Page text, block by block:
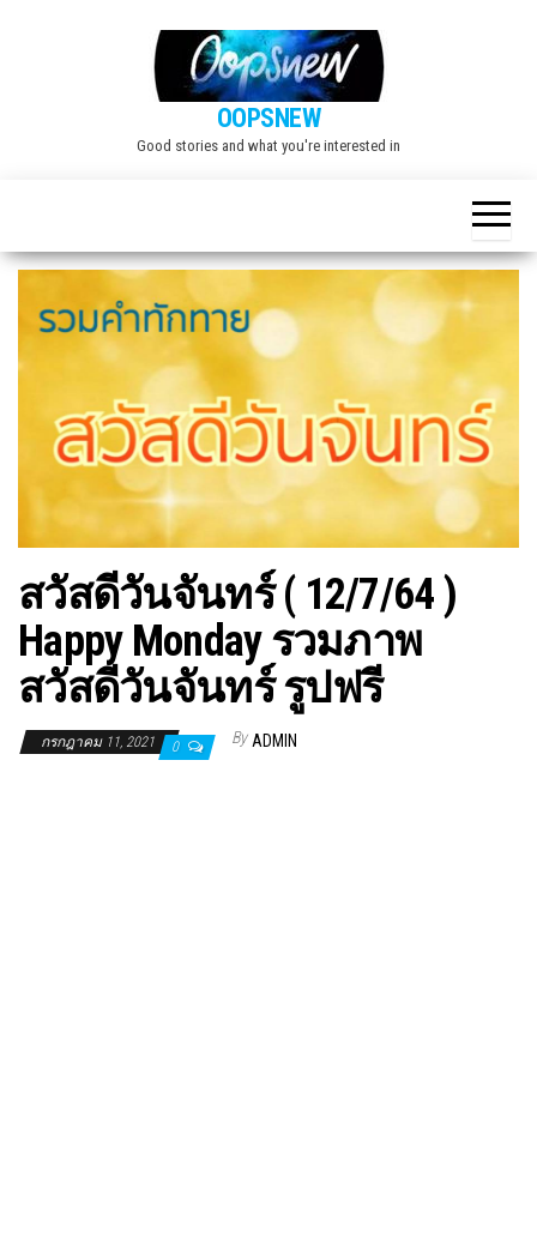
OOPSNEW
Good stories and what you're interested in
สวัสดีวันจันทร์ ( 12/7/64 )
Happy Monday รวมภาพ
สวัสดีวันจันทร์ รูปฟรี
กรกฎาคม 11, 2021 0 By ADMIN